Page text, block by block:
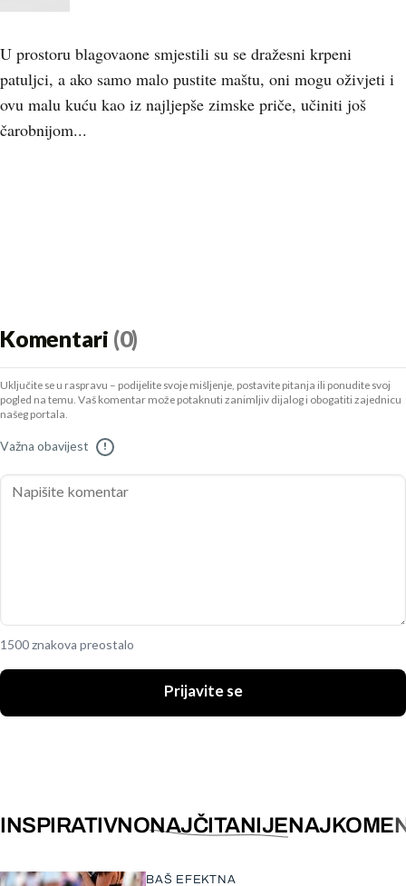
U prostoru blagovaone smjestili su se dražesni krpeni
patuljci, a ako samo malo pustite maštu, oni mogu oživjeti i
ovu malu kuću kao iz najljepše zimske priče, učiniti još
čarobnijom...
Komentari (0)
Uključite se u raspravu – podijelite svoje mišljenje, postavite pitanja ili ponudite svoj
pogled na temu. Vaš komentar može potaknuti zanimljiv dijalog i obogatiti zajednicu
našeg portala.
Važna obavijest !
1500 znakova preostalo
Prijavite se
INSPIRATIVNONAJČITANIJE
BAŠ EFEKTNA